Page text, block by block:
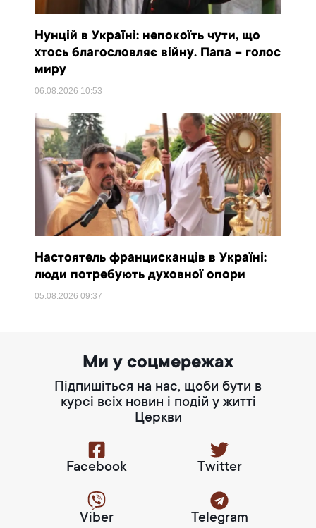
Нунцій в Україні: непокоїть чути, що
хтось благословляє війну. Папа – голос
миру
06.08.2026 10:53
Настоятель францисканців в Україні:
люди потребують духовної опори
05.08.202609:37
Ми у соцмережах
Підпишіться на нас, щоби бути в
курсі всіх новин і подій у житті
Церкви
Facebook Twitter
Viber Telegram